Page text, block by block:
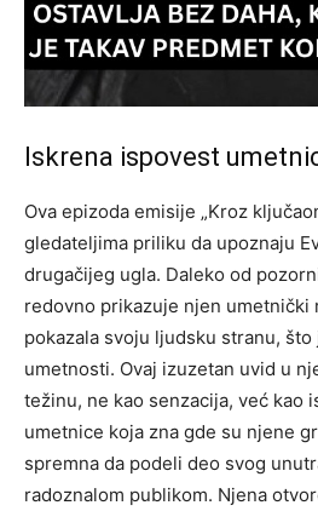
Iskrena ispovest
Ova epizoda emisije „Kroz
gledateljima priliku da upoznaju
drugačijeg ugla. Daleko od
redovno prikazuje njen umetnički
pokazala svoju ljudsku stranu,
umetnosti. Ovaj izuzetan uvid u
težinu, ne kao senzacija, već kao
umetnice koja zna gde su njene
spremna da podeli deo svog
radoznalom publikom. Njena